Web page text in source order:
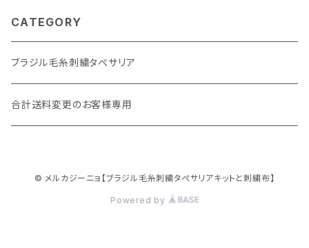
CATEGORY
ブラジル毛糸刺繍タぺサリア
合計送料変更のお客様専用
© メルカジーニョ【ブラジル毛糸刺繍タぺサリアキットと刺繍布】
Powered by